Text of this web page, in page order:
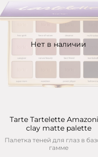
Нет в наличии
Tarte Tartelette
clay matte palette
Палетка теней для глаз в
гамме